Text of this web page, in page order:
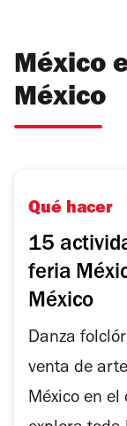
México
México
Qué hacer
15
feria
México
Danza
venta de
México en el